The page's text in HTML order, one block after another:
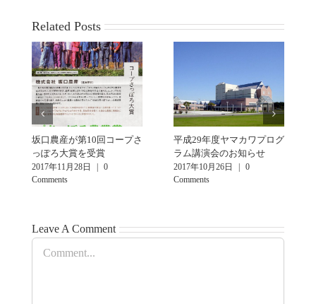
Related Posts
坂口農産が第10回コープさ
っぽろ大賞を受賞
2017年11月28日
0
Comments
平成29年度ヤマカワプログ
ラム講演会のお知らせ
2017年10月26日
0
Comments
Leave A Comment